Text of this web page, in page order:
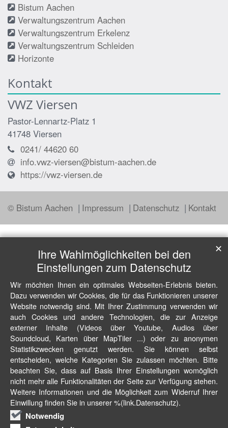
Bistum Aachen
Verwaltungszentrum Aachen
Verwaltungszentrum Erkelenz
Verwaltungszentrum Schleiden
Horizonte
Kontakt
VWZ Viersen
Pastor-Lennartz-Platz 1
41748 Viersen
0241/ 44620 60
info.vwz-viersen@bistum-aachen.de
https://vwz-viersen.de
© Bistum Aachen Impressum Datenschutz Kontakt
Ihre Wahlmöglichkeiten bei den
Einstellungen zum Datenschutz
Wir möchten Ihnen ein optimales Webseiten-Erlebnis bieten.
Dazu verwenden wir Cookies, die für das Funktionieren unserer
Website notwendig sind. Mit Ihrer Zustimmung verwenden wir
auch Cookies und andere Technologien, die zur Anzeige
externer Inhalte (Videos über Youtube, Audios über
Soundcloud, Karten über MapTiler ...) oder zu anonymen
Statistikzwecken genutzt werden. Sie können selbst
entscheiden, welche Kategorien Sie zulassen möchten. Bitte
beachten Sie, dass auf Basis Ihrer Einstellungen womöglich
nicht mehr alle Funktionalitäten der Seite zur Verfügung stehen.
Weitere Informationen und die Möglichkeit zum Widerruf Ihrer
Einwillung finden Sie in unserer %(link.Datenschutz).
Notwendig
✕